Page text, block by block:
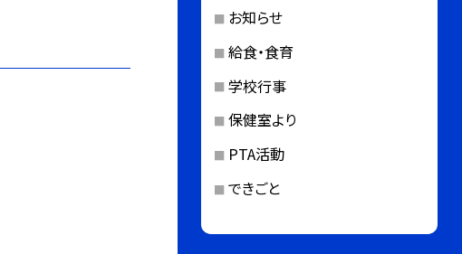
お知らせ
給食・食育
学校行事
保健室より
PTA活動
できごと